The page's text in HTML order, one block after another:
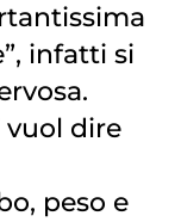
infatti si
vuol dire
peso e